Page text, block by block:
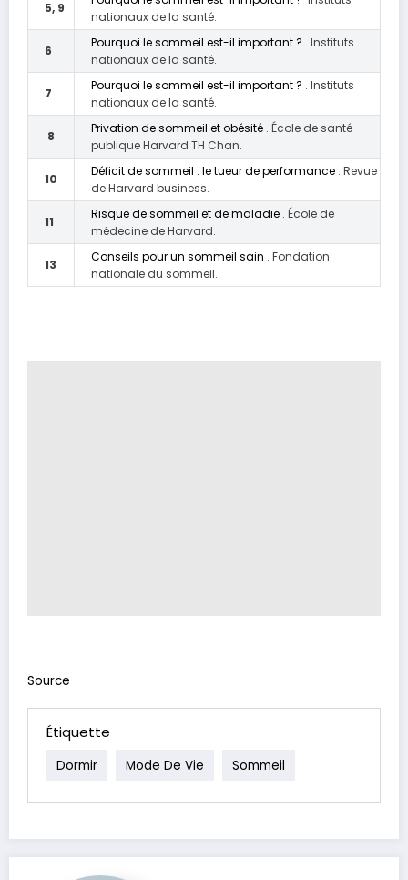
5, 9
nationaux de la santé.
6
Pourquoi le sommeil est-il important ? . Instituts
nationaux de la santé.
7
Pourquoi le sommeil est-il important ? . Instituts
nationaux de la santé.
8
Privation de sommeil et obésité . École de santé
publique Harvard TH Chan.
10
Déficit de sommeil : le tueur de performance . Revue
de Harvard business.
11
Risque de sommeil et de maladie . École de
médecine de Harvard.
13
Conseils pour un sommeil sain . Fondation
nationale du sommeil.
Source
Étiquette
Dormir Mode De Vie Sommeil